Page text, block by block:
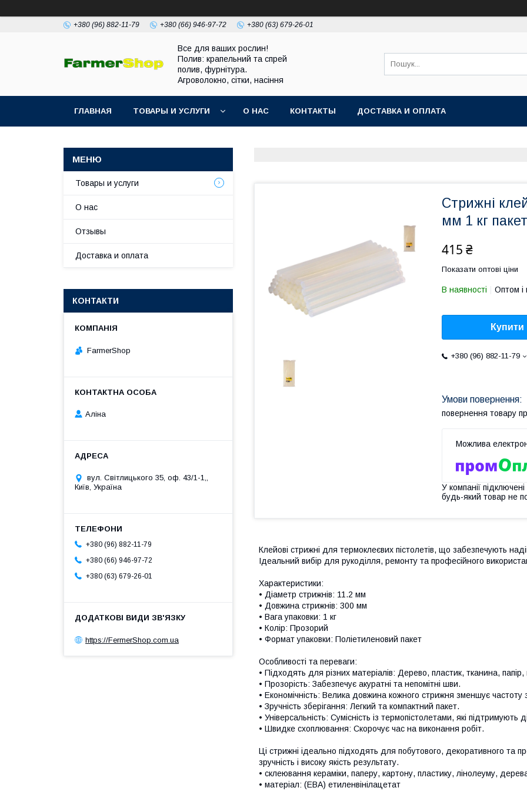
+380 (96) 882-11-79 +380 (66) 946-97-72 +380 (63) 679-26-01
Все для ваших рослин!
Полив: крапельний та спрей
полив, фурнітура.
Агроволокно, сітки, насіння
ГЛАВНАЯ ТОВАРЫ И УСЛУГИ О НАС КОНТАКТЫ ДОСТАВКА И ОПЛАТА
Стрижні
мм 1 кг
415 ₴
Показати оптові ціни
В наявності Оптом і
Купити
+380 (96) 882-11-79
повернення товару
У компанії
будь-який товар не
Клейові стрижні для термоклеєвих пістолетів, що забезпечують
Ідеальний вибір для рукоділля, ремонту та професійного
Характеристики:
• Діаметр стрижнів: 11.2 мм
• Довжина стрижнів: 300 мм
• Вага упаковки: 1 кг
• Колір: Прозорий
• Формат упаковки: Поліетиленовий пакет
Особливості та переваги:
• Підходять для різних матеріалів: Дерево, пластик, тканина,
• Прозорість: Забезпечує акуратні та непомітні шви.
• Економічність: Велика довжина кожного стрижня зменшує частоту
• Зручність зберігання: Легкий та компактний пакет.
• Універсальність: Сумісність із термопістолетами, які підтримують
• Швидке схоплювання: Скорочує час на виконання робіт.
Ці стрижні ідеально підходять для побутового, декоративного та
зручність і високу якість результату.
• склеювання кераміки, паперу, картону, пластику, лінолеуму,
• матеріал: (ЕВА) етиленвінілацетат
Товары и услуги
О нас
Отзывы
Доставка и оплата
КОНТАКТИ
FarmerShop
Аліна
вул. Світлицького 35, оф. 43/1-1,,
Київ, Україна
+380 (96) 882-11-79
+380 (66) 946-97-72
+380 (63) 679-26-01
https://FermerShop.com.ua